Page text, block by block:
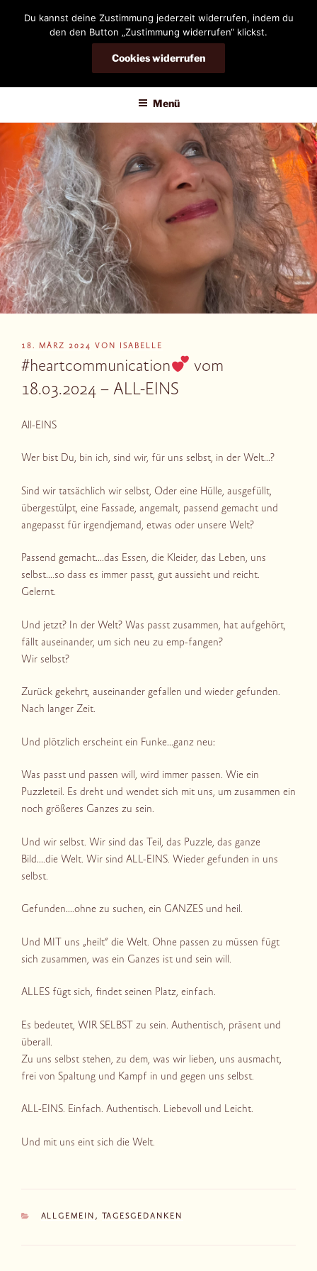
DIANDRA-CIRCLE
Menü
VERÖFFENTLICHT
AM
18. MÄRZ 2024 VON ISABELLE
#heartcommunication
vom
18.03.2024 – ALL-EINS
All-EINS
Wer bist Du, bin ich, sind wir, für uns selbst, in der Welt…?
Sind wir tatsächlich wir selbst, Oder eine Hülle, ausgefüllt,
übergestülpt, eine Fassade, angemalt, passend gemacht und
angepasst für irgendjemand, etwas oder unsere Welt?
Passend gemacht….das Essen, die Kleider, das Leben, uns
selbst….so dass es immer passt, gut aussieht und reicht.
Gelernt.
Und jetzt? In der Welt? Was passt zusammen, hat aufgehört,
fällt auseinander, um sich neu zu emp-fangen?
Wir selbst?
Zurück gekehrt, auseinander gefallen und wieder gefunden.
Nach langer Zeit.
Und plötzlich erscheint ein Funke…ganz neu:
Was passt und passen will, wird immer passen. Wie ein
Puzzleteil. Es dreht und wendet sich mit uns, um zusammen ein
noch größeres Ganzes zu sein.
Und wir selbst. Wir sind das Teil, das Puzzle, das ganze
Bild….die Welt. Wir sind ALL-EINS. Wieder gefunden in uns
selbst.
Gefunden….ohne zu suchen, ein GANZES und heil.
Und MIT uns „heilt“ die Welt. Ohne passen zu müssen fügt
sich zusammen, was ein Ganzes ist und sein will.
ALLES fügt sich, findet seinen Platz, einfach.
Es bedeutet, WIR SELBST zu sein. Authentisch, präsent und
überall.
Zu uns selbst stehen, zu dem, was wir lieben, uns ausmacht,
frei von Spaltung und Kampf in und gegen uns selbst.
ALL-EINS. Einfach. Authentisch. Liebevoll und Leicht.
Und mit uns eint sich die Welt.
KATEGORIEN
ALLGEMEIN , TAGESGEDANKEN
Du kannst deine Zustimmung jederzeit widerrufen, indem du
den den Button „Zustimmung widerrufen“ klickst.
Cookies widerrufen